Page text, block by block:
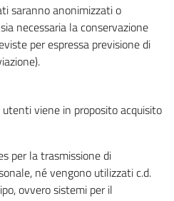
saranno anonimizzati o
necessaria la conservazione
per espressa previsione di
viene in proposito acquisito
per la trasmissione di
né vengono utilizzati c.d.
ovvero sistemi per il